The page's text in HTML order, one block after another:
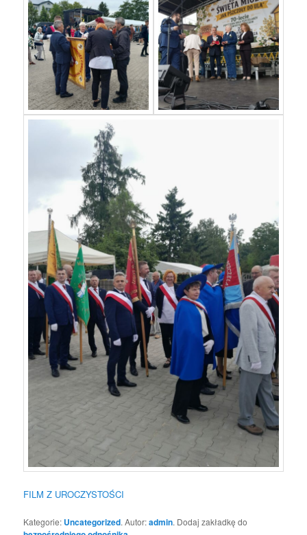
FILM Z UROCZYSTOŚCI
Kategorie: Uncategorized. Autor:admin. Dodaj zakładkę do